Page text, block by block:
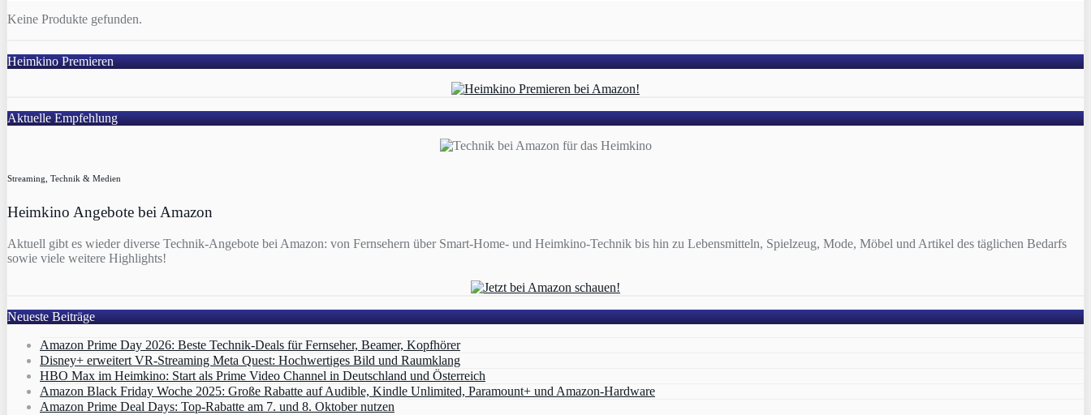
Keine Produkte gefunden.
Heimkino Premieren
Aktuelle Empfehlung
Streaming, Technik & Medien
Heimkino Angebote bei Amazon
Aktuell gibt es wieder diverse Technik-Angebote bei Amazon: von Fernsehern über Smart-Home- und Heimkino-Technik bis hin zu Lebensmitteln, Spielzeug, Mode, Möbel und Artikel des täglichen Bedarfs
sowie viele weitere Highlights!
Neueste Beiträge
Amazon Prime Day 2026: Beste Technik-Deals für Fernseher, Beamer, Kopfhörer
Disney+ erweitert VR‑Streaming Meta Quest: Hochwertiges Bild und Raumklang
HBO Max im Heimkino: Start als Prime Video Channel in Deutschland und Österreich
Amazon Black Friday Woche 2025: Große Rabatte auf Audible, Kindle Unlimited, Paramount+ und Amazon‑Hardware
Amazon Prime Deal Days: Top-Rabatte am 7. und 8. Oktober nutzen